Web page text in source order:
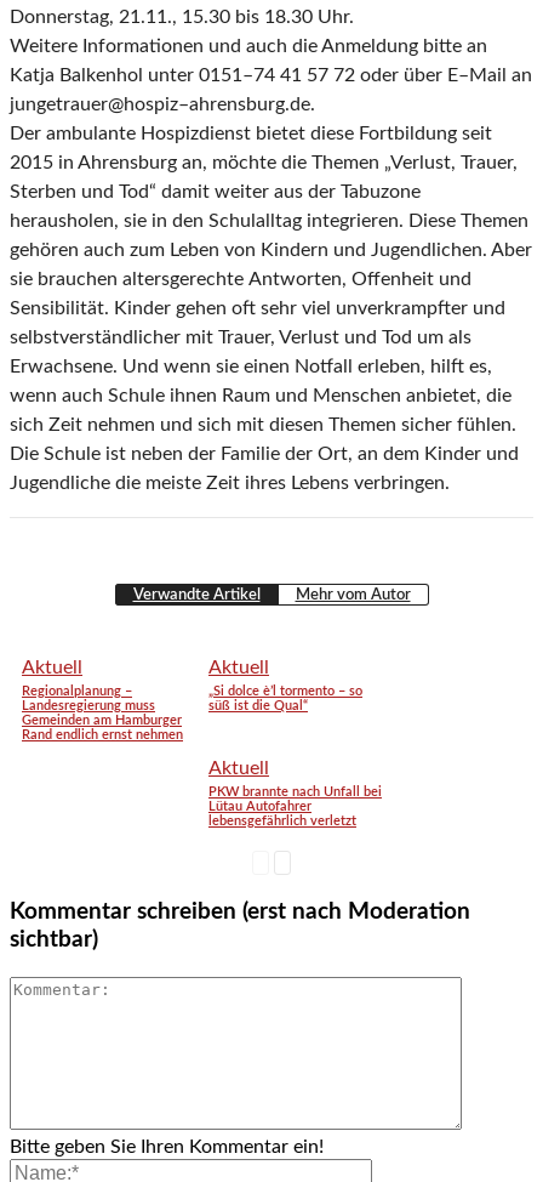
Donnerstag, 21.11., 15.30 bis 18.30 Uhr.
Weitere Informationen und auch die Anmeldung bitte an
Katja Balkenhol unter 0151 –74 41 57 72 oder über E–Mail an
jungetrauer@hospiz–ahrensburg.de.
Der ambulante Hospizdienst bietet diese Fortbildung seit
2015 in Ahrensburg an, möchte die Themen „Verlust, Trauer,
Sterben und Tod“ damit weiter aus der Tabuzone
herausholen, sie in den Schulalltag integrieren. Diese Themen
gehören auch zum Leben von Kindern und Jugendlichen. Aber
sie brauchen altersgerechte Antworten, Offenheit und
Sensibilität. Kinder gehen oft sehr viel unverkrampfter und
selbstverständlicher mit Trauer, Verlust und Tod um als
Erwachsene. Und wenn sie einen Notfall erleben, hilft es,
wenn auch Schule ihnen Raum und Menschen anbietet, die
sich Zeit nehmen und sich mit diesen Themen sicher fühlen.
Die Schule ist neben der Familie der Ort, an dem Kinder und
Jugendliche die meiste Zeit ihres Lebens verbringen.
Verwandte Artikel Mehr vom Autor
Aktuell
Regionalplanung –
Landesregierung muss
Gemeinden am Hamburger
Rand endlich ernst nehmen
Aktuell
„Si dolce è’l tormento – so
süß ist die Qual“
Aktuell
PKW brannte nach Unfall bei
Lütau Autofahrer
lebensgefährlich verletzt
Kommentar schreiben (erst nach Moderation
sichtbar)
Bitte geben Sie Ihren Kommentar ein!